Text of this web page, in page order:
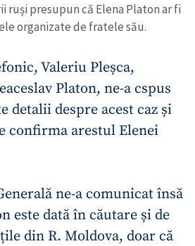
ruși presupun că Elena Platon ar fi
organizate de fratele său.
Valeriu Pleșca,
Platon, ne-a cspus
detalii despre acest caz și
confirma arestul Elenei
ne-a comunicat însă
este dată în căutare și de
din R. Moldova, doar că